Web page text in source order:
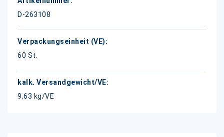
D-263108
60 St.
9,63 kg/VE